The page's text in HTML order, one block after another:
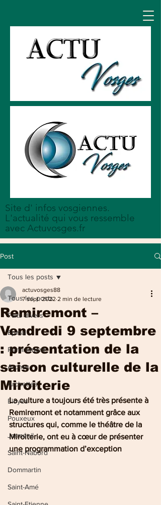
Site d' infos vosgiennes.
L'actualité qui vous ressemble
avec Actuvosges.fr
Post
Tous les posts
Faits divers
Epinal
Remiremont
Arches
Archettes
Eloyes
Pouxeux
Jarménil
Saint-Nabord
Dommartin
Saint-Amé
Tous les posts
Remiremont –
Vendredi 9 septembre
: présentation de la
saison culturelle de la
Miroiterie
actuvosges88
7 sept. 2022 2 min de lecture
La culture a toujours été très présente à
Remiremont et notamment grâce aux
structures qui, comme le théâtre de la
Miroiterie, ont eu à cœur de présenter
une programmation d’exception